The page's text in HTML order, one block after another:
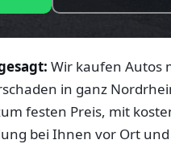
Wir kaufen Autos
in ganz
festen Preis, mit
bei Ihnen vor Ort